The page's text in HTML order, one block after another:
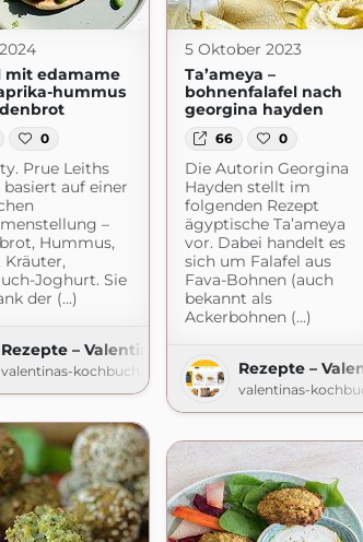
mit edamame
hummus
0
Prue Leiths
basiert auf einer
–
Hummus,
Kräuter,
Joghurt. Sie
der (...)
Rezepte – Valentinas-Kochbuch.de
valentinas-kochbuch.de
5 Oktober 2023
Ta’ameya –
bohnenfalafel nach
georgina hayden
66 0
Die Autorin Georgina
Hayden stellt im
folgenden Rezept
ägyptische Ta’ameya
vor. Dabei handelt es
sich um Falafel aus
Fava-Bohnen (auch
bekannt als
Ackerbohnen (...)
Rezepte –
valentinas-